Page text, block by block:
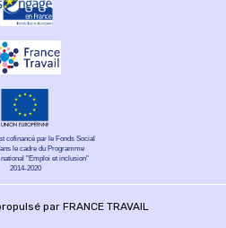
cofinancé par le Fonds Social
le cadre du Programme
"Emploi et inclusion"
2014-2020
par FRANCE TRAVAIL